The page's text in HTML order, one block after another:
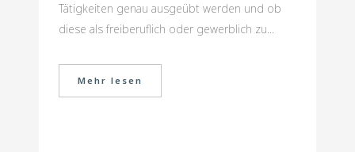
Tätigkeiten genau ausgeübt werden und ob
diese als freiberuflich oder gewerblich zu...
Mehr lesen